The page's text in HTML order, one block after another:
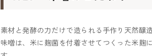
素材と発酵の力だけで造られる手作り天然醸
味噌󠄀は、米に麹菌を付着させてつくった米麹